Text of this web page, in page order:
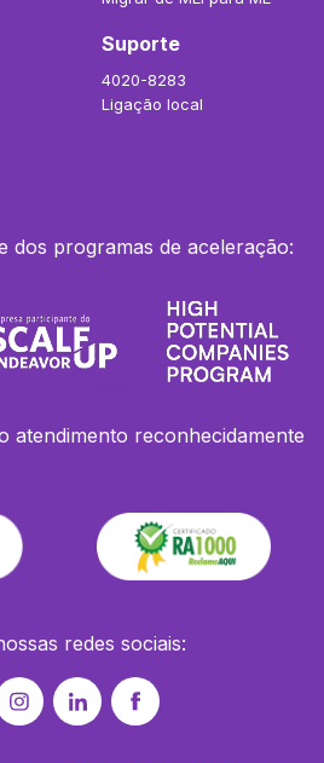
Suporte
4020-8283
Ligação local
dos programas de aceleração:
atendimento reconhecidamente
redes sociais: